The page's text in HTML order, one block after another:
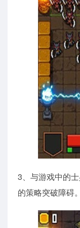
3、与游戏中的
的策略突破障碍。